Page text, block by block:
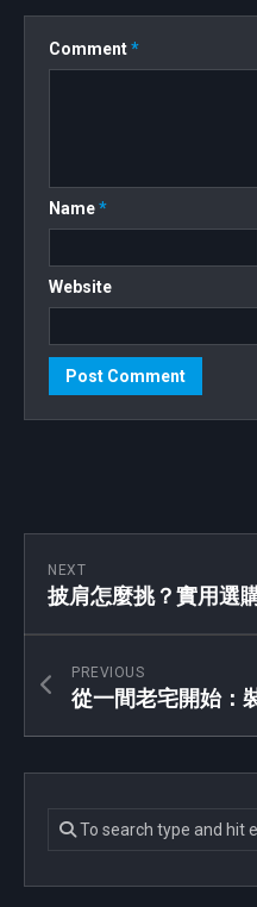
Comment*
Name*
Website
NEXT
披肩怎麼挑？實用選
PREVIOUS
從一間老宅開始：